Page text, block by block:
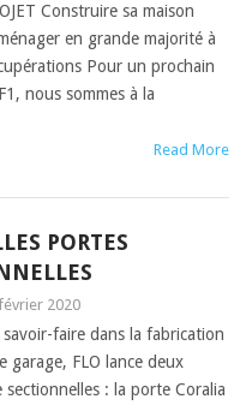
Construire sa maison
en grande majorité à
Pour un prochain
nous sommes à la
Read More
PORTES
2020
faire dans la fabrication
garage, FLO lance deux
: la porte Coralia